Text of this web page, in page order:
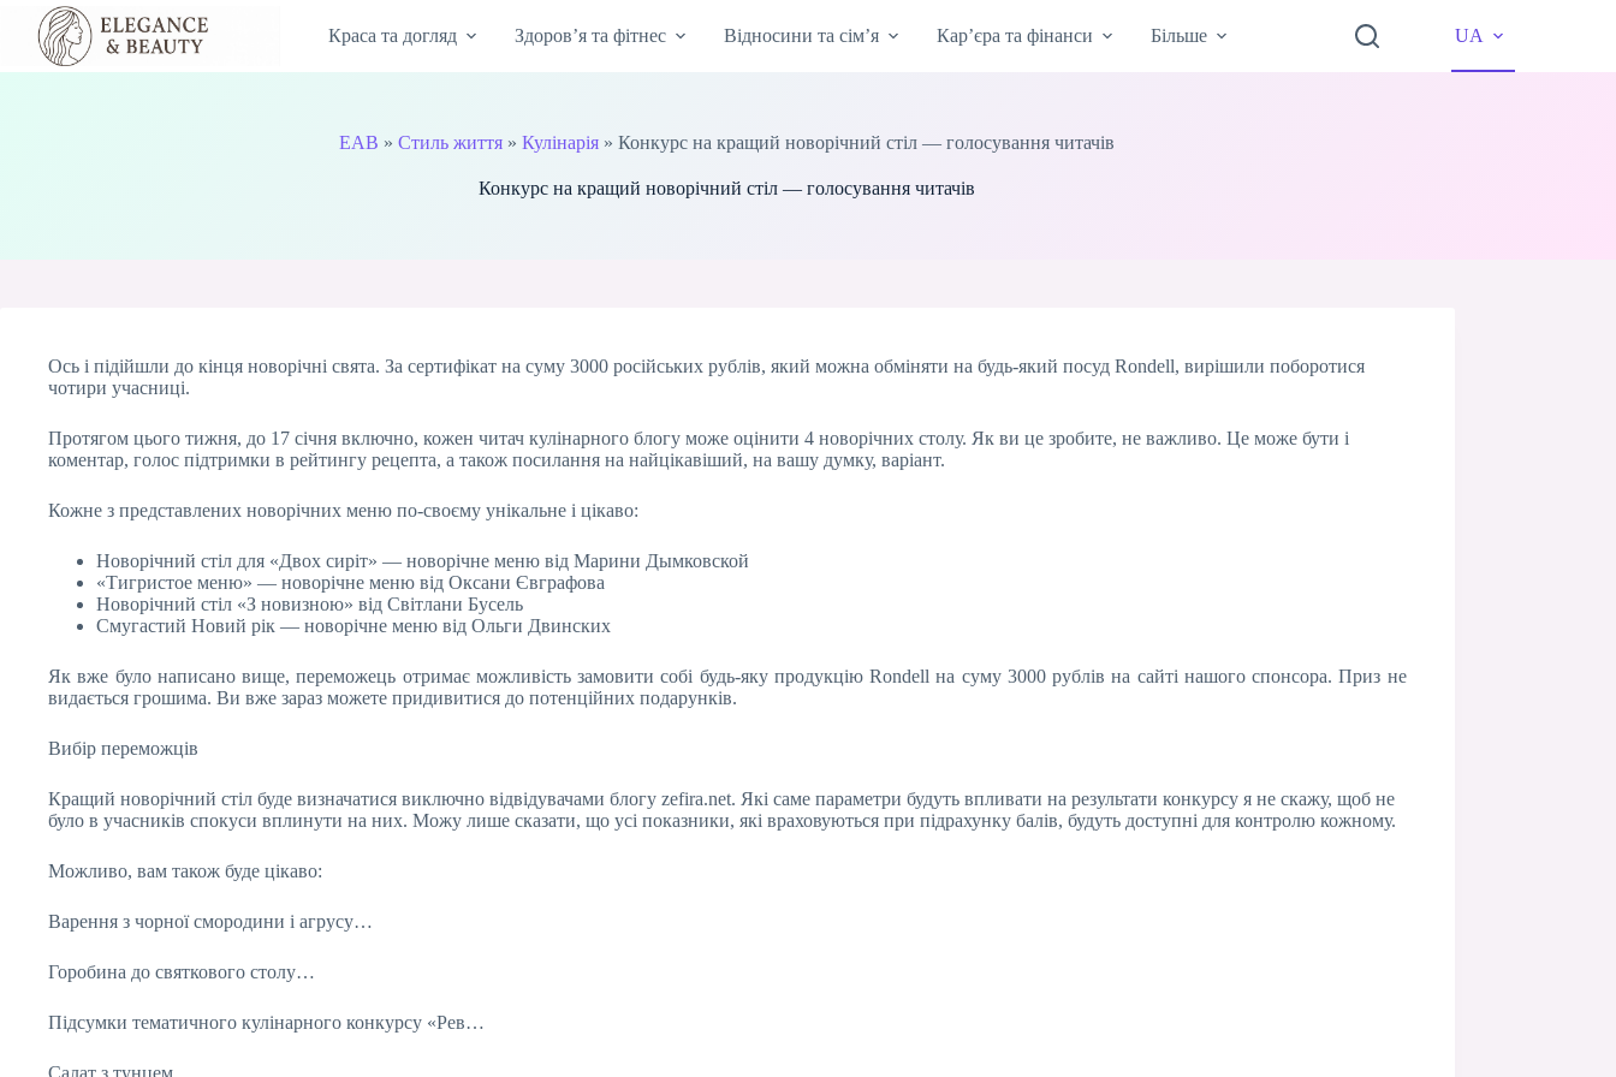
Перейти
вмісту
Краса та догляд Здоров’я та фітнес Відносини та сім’я Кар’єра та фінанси Більше UA
EAB »Стиль життя »Кулінарія »Конкурс на кращий новорічний стіл — голосування читачів
Конкурс на кращий новорічний стіл — голосування читачів
Ось і підійшли до кінця новорічні свята. За сертифікат на суму 3000 російських рублів, який можна обміняти на будь-який посуд Rondell, вирішили поборотися
чотири учасниці.
Протягом цього тижня, до 17 січня включно, кожен читач кулінарного блогу може оцінити 4 новорічних столу. Як ви це зробите, не важливо. Це може бути і
коментар, голос підтримки в рейтингу рецепта, а також посилання на найцікавіший, на вашу думку, варіант.
Кожне з представлених новорічних меню по-своєму унікальне і цікаво:
Новорічний стіл для «Двох сиріт» — новорічне меню від Марини Дымковской
«Тигристое меню» — новорічне меню від Оксани Євграфова
Новорічний стіл «З новизною» від Світлани Бусель
Смугастий Новий рік — новорічне меню від Ольги Двинских
Як вже було написано вище, переможець отримає можливість замовити собі будь-яку продукцію Rondell на суму 3000 рублів на сайті нашого спонсора. Приз не
видається грошима. Ви вже зараз можете придивитися до потенційних подарунків.
Вибір переможців
Кращий новорічний стіл буде визначатися виключно відвідувачами блогу zefira.net. Які саме параметри будуть впливати на результати конкурсу я не скажу, щоб не
було в учасників спокуси вплинути на них. Можу лише сказати, що усі показники, які враховуються при підрахунку балів, будуть доступні для контролю кожному.
Можливо, вам також буде цікаво:
Варення з чорної смородини і агрусу…
Горобина до святкового столу…
Підсумки тематичного кулінарного конкурсу «Рев…
Салат з тунцем